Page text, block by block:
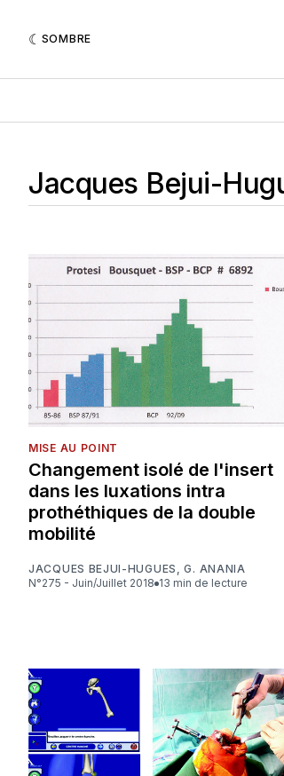
SOMBRE
Jacques Bejui-
MISE AU POINT
Changement isolé de l'insert
dans les luxations intra
prothéthiques de la double
mobilité
JACQUES BEJUI-HUGUES ,G. ANANIA
N°275 - Juin/Juillet 2018
13 min de lecture